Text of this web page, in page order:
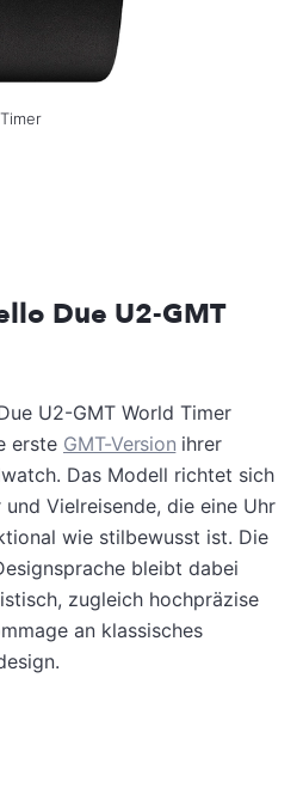
Due U2-GMT
U2-GMT World Timer
erste GMT-Version ihrer
Das Modell richtet sich
Vielreisende, die eine Uhr
wie stilbewusst ist. Die
bleibt dabei
zugleich hochpräzise
an klassisches